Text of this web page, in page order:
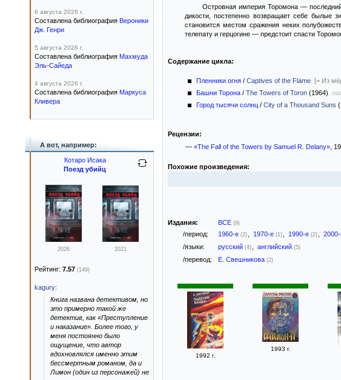
Островная империя Торомона —
дикости, постепенно возвращает себе былые
становится местом сражения неких
телепату и герцогине — предстоит спасти
Содержание цикла:
Пленники огня / Captives of the Flame [= Из
Башни Торона / The Towers of Toron (1964) ,
Город тысячи солнц / City of a Thousand Suns
Рецензии:
— «The Fall of the Towers by Samuel R. Delany»,
Похожие произведения:
Издания: ВСЕ (9)
/период: 1960-е (2) 1970-е (1) 1990-е (2)
/языки: русский (4) английский (5)
/перевод: Е. Свешникова (2)
1992 г.
1993 г.
6 августа 2026 г.
Составлена библиография Вероники
Дж. Генри
5 августа 2026 г.
Составлена библиография Махмуда
Эль-Сайеда
4 августа 2026 г.
Составлена библиография Маркуса
Кливера
А вот, например:
Котаро Исака
Поезд убийц
2026 2021
Рейтинг: 7.57 (149)
kagury:
Книга названа детективом, но
это примерно такой же
детектив, как «Преступление
и наказание». Более того, у
меня постоянно было
ощущение, что автор
вдохновлялся именно этим
бессмертным романом, да и
Лимон (один из персонажей) не